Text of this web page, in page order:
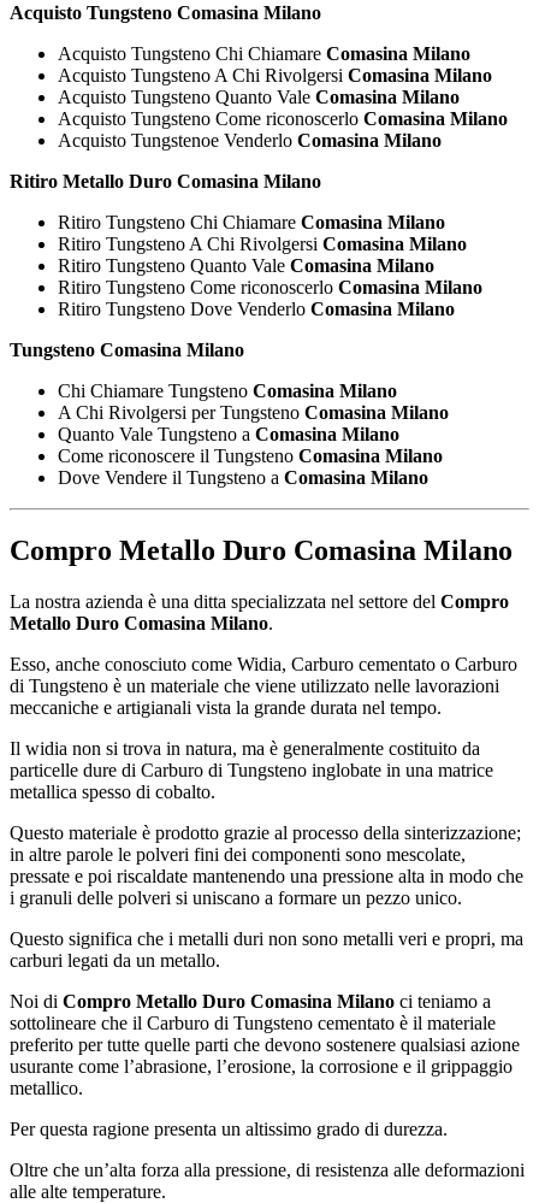
Acquisto Tungsteno Comasina Milano
Acquisto Tungsteno Chi Chiamare Comasina Milano
Acquisto Tungsteno A Chi Rivolgersi Comasina Milano
Acquisto Tungsteno Quanto Vale Comasina Milano
Acquisto Tungsteno Come riconoscerlo Comasina Milano
Acquisto Tungstenoe Venderlo Comasina Milano
Ritiro Metallo Duro Comasina Milano
Ritiro Tungsteno Chi Chiamare Comasina Milano
Ritiro Tungsteno A Chi Rivolgersi Comasina Milano
Ritiro Tungsteno Quanto Vale Comasina Milano
Ritiro Tungsteno Come riconoscerlo Comasina Milano
Ritiro Tungsteno Dove Venderlo Comasina Milano
Tungsteno Comasina Milano
Chi Chiamare Tungsteno Comasina Milano
A Chi Rivolgersi per Tungsteno Comasina Milano
Quanto Vale Tungsteno a Comasina Milano
Come riconoscere il Tungsteno Comasina Milano
Dove Vendere il Tungsteno a Comasina Milano
Compro Metallo Duro Comasina Milano
La nostra azienda è una ditta specializzata nel settore del Compro
Metallo Duro Comasina Milano.
Esso, anche conosciuto come Widia, Carburo cementato o Carburo
di Tungsteno è un materiale che viene utilizzato nelle lavorazioni
meccaniche e artigianali vista la grande durata nel tempo.
Il widia non si trova in natura, ma è generalmente costituito da
particelle dure di Carburo di Tungsteno inglobate in una matrice
metallica spesso di cobalto.
Questo materiale è prodotto grazie al processo della sinterizzazione;
in altre parole le polveri fini dei componenti sono mescolate,
pressate e poi riscaldate mantenendo una pressione alta in modo che
i granuli delle polveri si uniscano a formare un pezzo unico.
Questo significa che i metalli duri non sono metalli veri e propri, ma
carburi legati da un metallo.
Noi di Compro Metallo Duro Comasina Milano ci teniamo a
sottolineare che il Carburo di Tungsteno cementato è il materiale
preferito per tutte quelle parti che devono sostenere qualsiasi azione
usurante come l’abrasione, l’erosione, la corrosione e il grippaggio
metallico.
Per questa ragione presenta un altissimo grado di durezza.
Oltre che un’alta forza alla pressione, di resistenza alle deformazioni
alle alte temperature.